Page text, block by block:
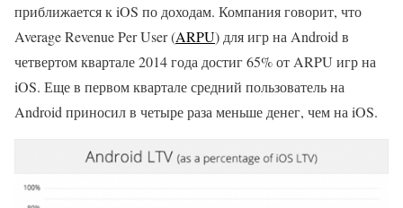
приближается к iOS по доходам. Компания говорит, что
Average Revenue Per User (ARPU) для игр на Android в
четвертом квартале 2014 года достиг 65% от ARPU игр на
iOS. Еще в первом квартале средний пользователь на
Android приносил в четыре раза меньше денег, чем на iOS.